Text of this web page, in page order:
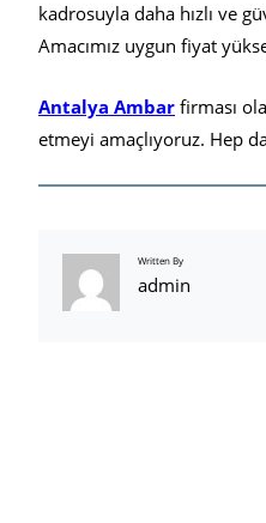
kadrosuyla daha hızlı ve
Amacımız uygun fiyat
Antalya Ambarfirması
etmeyi amaçlıyoruz. Hep
Written By
admin